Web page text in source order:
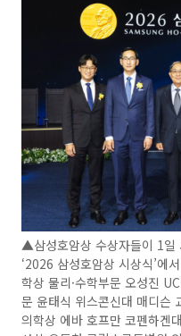
▲삼성호암상 수상자들이 1일
‘2026 삼성호암상 시상식’에
학상 물리·수학부문 오성진
문 윤태식 위스콘신대 매디슨
의학상 에바 호프만 코펜하겐